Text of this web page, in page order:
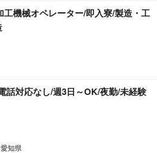
工機械オペレーター/即入寮/製造・工
話対応なし/週3日～OK/夜勤/未経験
知県